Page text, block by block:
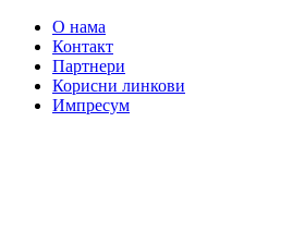
О нама
Контакт
Партнери
Корисни линкови
Импресум